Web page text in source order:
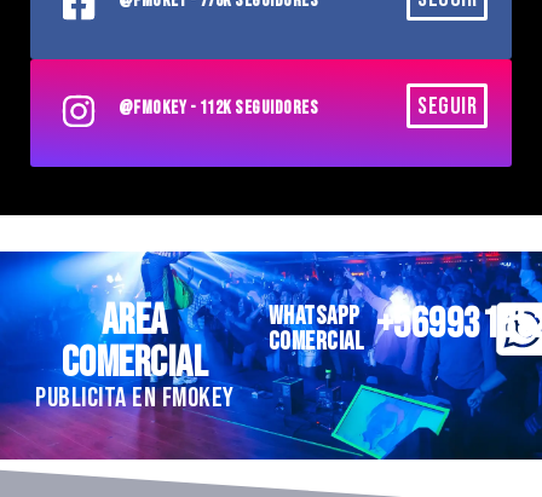
SEGUIR
@FMOKEY - 112K SEGUIDORES
AREA
COMERCIAL
PUBLICITA EN FMOKEY
WHATSAPP
COMERCIAL